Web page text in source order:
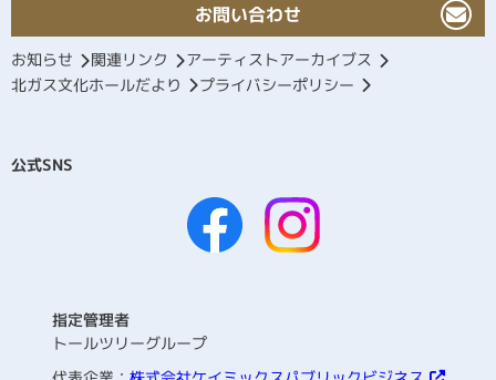
お問い合わせ
お知らせ 関連リンク
アーティストアーカイブス
北ガス文化ホールだより
プライバシーポリシー
公式SNS
指定管理者
トールツリーグループ